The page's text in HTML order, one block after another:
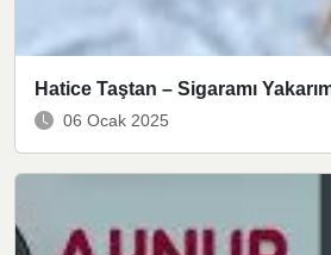
Hatice Taştan – Sigaramı
06 Ocak 2025